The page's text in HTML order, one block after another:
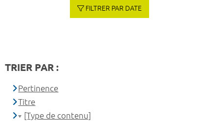
FILTRER PAR DATE
TRIER PAR :
Pertinence
Titre
[Type de contenu]